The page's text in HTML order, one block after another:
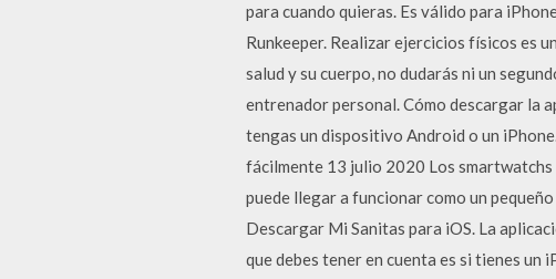
para cuando quieras. Es válido para
Runkeeper. Realizar ejercicios físicos es
salud y su cuerpo, no dudarás ni un
entrenador personal. Cómo descargar la
tengas un dispositivo Android o un
fácilmente 13 julio 2020 Los smartwatchs
puede llegar a funcionar como un
Descargar Mi Sanitas para iOS. La
que debes tener en cuenta es si tienes un